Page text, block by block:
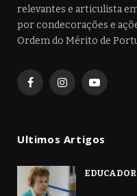
relevantes e articulista
por condecorações e
Ordem do Mérito de
FacebookInstagramYouTube
Ultimos Artigos